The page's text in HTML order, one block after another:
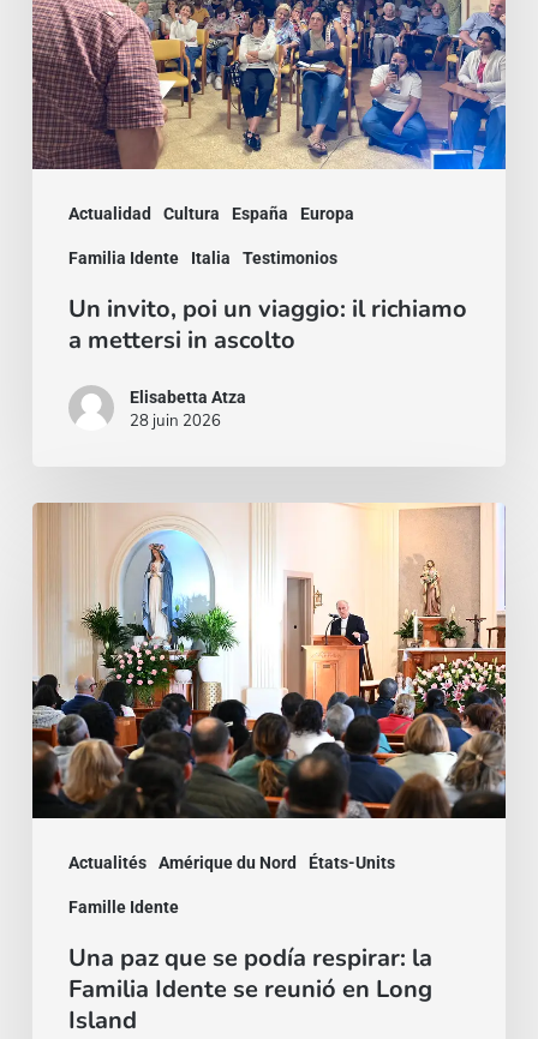
Actualidad Cultura España Europa
Familia Idente Italia Testimonios
il
richiamo
a
mettersi
ascolto
Un invito, poi un viaggio: il richiamo
a mettersi in ascolto
Elisabetta Atza
28 juin 2026
Actualités Amérique du Nord États-Units
Famille Idente
podía
respirar:
la
Familia
reunió
Long
Island
Una paz que se podía respirar: la
Familia Idente se reunió en Long
Island